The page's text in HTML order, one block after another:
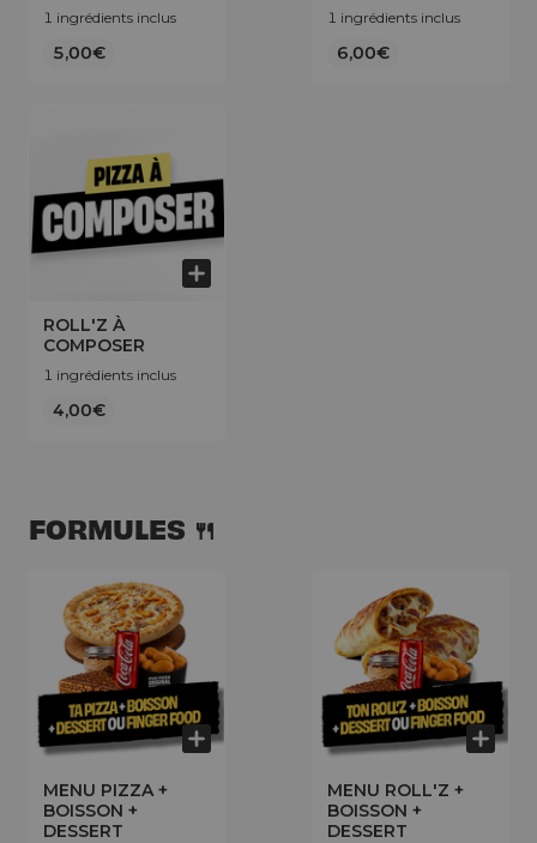
1 ingrédients inclus
5,00€
1 ingrédients inclus
6,00€
ROLL'Z À
COMPOSER
1 ingrédients inclus
4,00€
FORMULES 🍴
MENU PIZZA +
BOISSON +
DESSERT
MENU ROLL'Z +
BOISSON +
DESSERT